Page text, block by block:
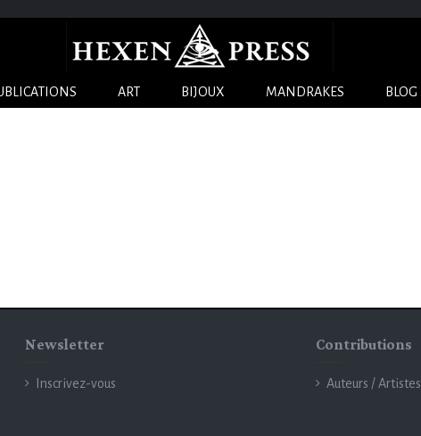
ART BIJOUX MANDRAKES BLOG
Newsletter
Inscrivez-vous
Contributions
Auteurs / Artistes